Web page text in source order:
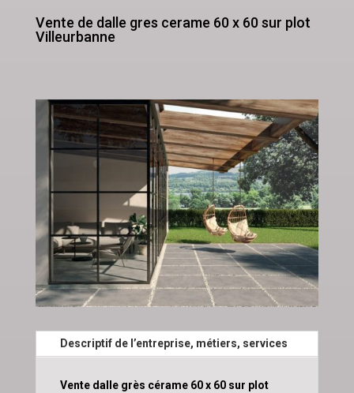
Vente de dalle gres cerame 60 x 60 sur plot
Villeurbanne
Descriptif de l’entreprise, métiers, services
Vente dalle grès cérame 60 x 60 sur plot